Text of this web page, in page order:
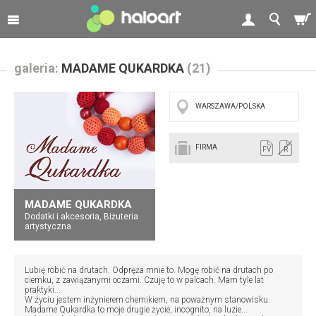
galeria: MADAME QUKARDKA (21)
MADAME QUKARDKA
Dodatki i akcesoria, Biżuteria
artystyczna
WARSZAWA/POLSKA
FV R
FIRMA
Lubię robić na drutach. Odpręża mnie to. Mogę robić na drutach po
ciemku, z zawiązanymi oczami. Czuję to w palcach. Mam tyle lat
praktyki...
W życiu jestem inżynierem chemikiem, na poważnym stanowisku.
Madame Qukardka to moje drugie życie, incognito, na luzie...